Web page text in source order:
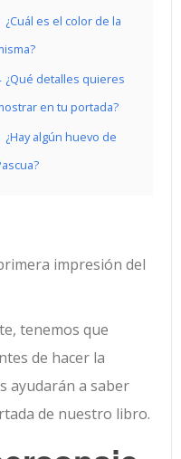
¿Cuál es el color de la
¿Qué detalles quieres
en tu portada?
¿Hay algún huevo de
impresión del
tenemos que
de hacer la
ayudarán a saber
de nuestro libro.